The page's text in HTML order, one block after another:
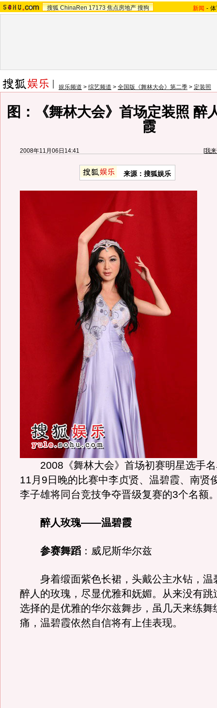
搜狐 ChinaRen 17173 焦点房地产 搜狗 新闻 -
娱乐频道 > 综艺频道 > 全国版《舞林大会》第二季 > 定装照
图：《舞林大会》首场定装照 醉
霞
2008年11月06日14:41 [我
来源：搜狐娱乐
2008《舞林大会》首场初赛明星选手名
11月9日晚的比赛中李贞贤、温碧霞、南贤
李子雄将同台竞技争夺晋级复赛的3个名额
醉人玫瑰——温碧霞
参赛舞蹈 ：威尼斯华尔兹
身着缎面紫色长裙，头戴公主水钻，温
醉人的玫瑰，尽显优雅和妩媚。从来没有跳
选择的是优雅的华尔兹舞步，虽几天来练舞
痛，温碧霞依然自信将有上佳表现。